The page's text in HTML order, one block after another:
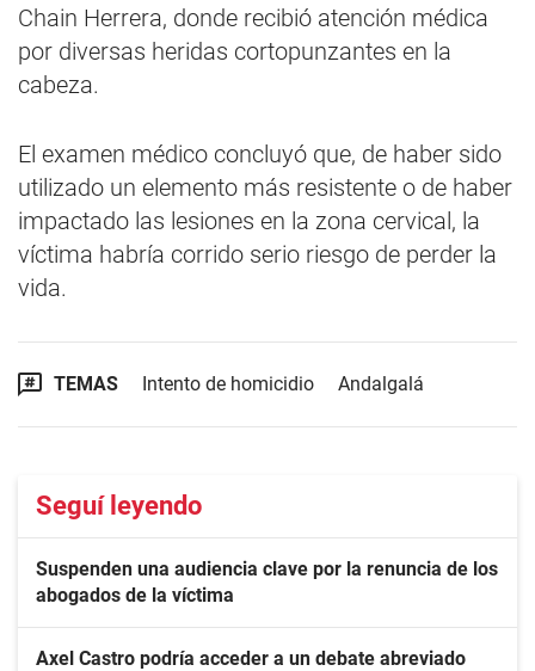
Chain Herrera, donde recibió atención médica
por diversas heridas cortopunzantes en la
cabeza.
El examen médico concluyó que, de haber sido
utilizado un elemento más resistente o de haber
impactado las lesiones en la zona cervical, la
víctima habría corrido serio riesgo de perder la
vida.
TEMAS Intento de homicidio Andalgalá
Seguí leyendo
Suspenden una audiencia clave por la renuncia de los
abogados de la víctima
Axel Castro podría acceder a un debate abreviado